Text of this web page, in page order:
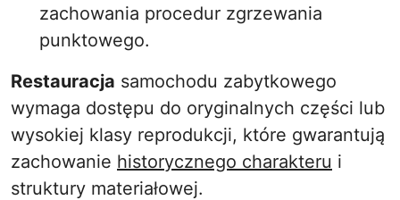
zachowania procedur zgrzewania
punktowego.
Restauracja samochodu zabytkowego
wymaga dostępu do oryginalnych części lub
wysokiej klasy reprodukcji, które gwarantują
zachowanie historycznego charakteru i
struktury materiałowej.